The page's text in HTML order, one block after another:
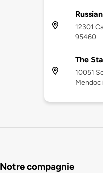
12301
95460
The
10051
Notre compagnie